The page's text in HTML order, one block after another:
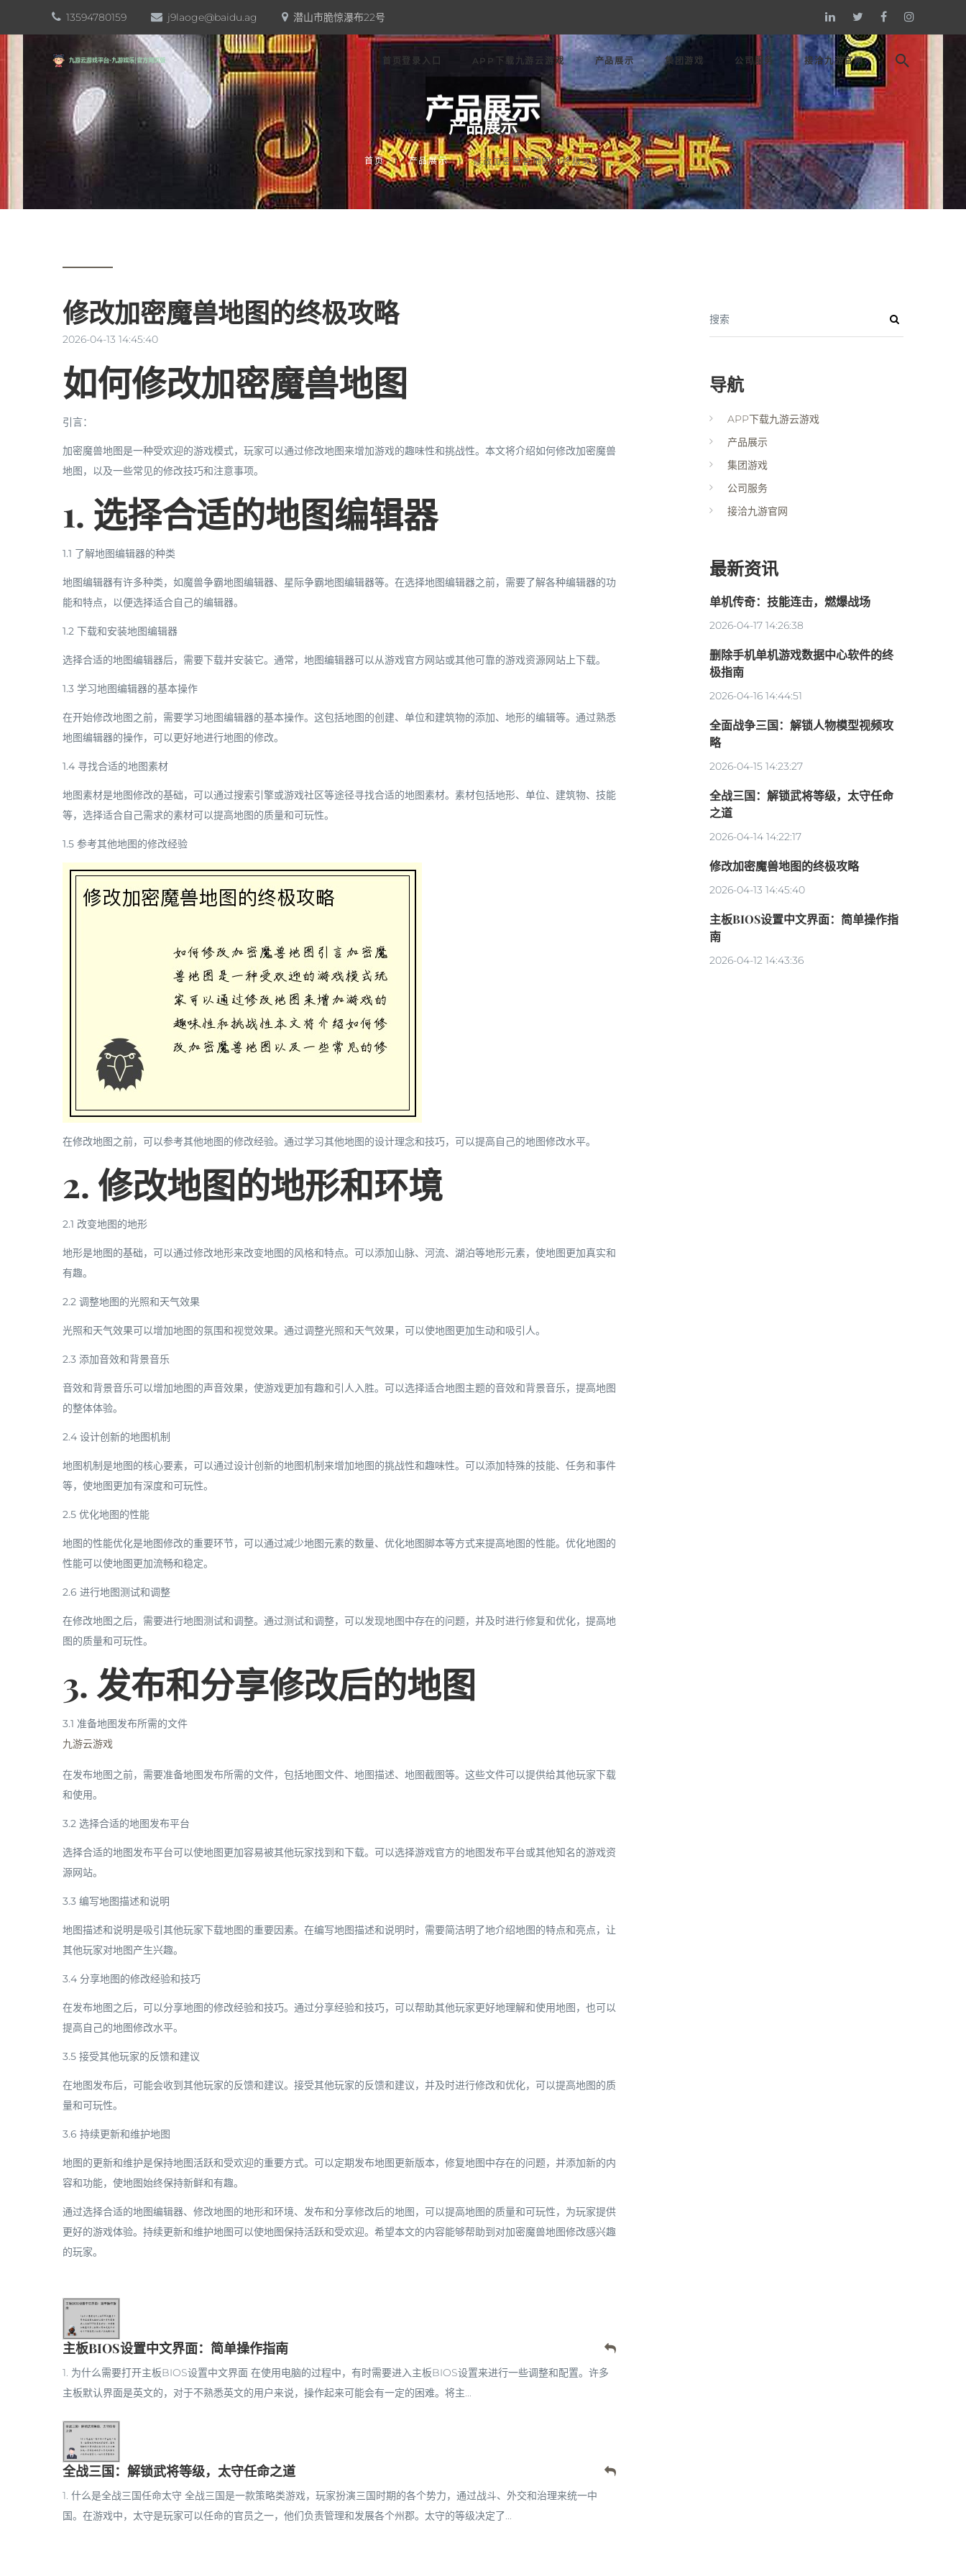
13594780159 j9laoge@baidu.ag 潜山市脆惊瀑布22号
首页登录入口 APP下载九游云游戏 产品展示 集团游戏 公司服务 接洽九游官网
产品展示
首页 产品展示 修改加密魔兽地图的终极攻略
修改加密魔兽地图的终极攻略
2026-04-13 14:45:40
如何修改加密魔兽地图
引言：
加密魔兽地图是一种受欢迎的游戏模式，玩家可以通过修改地图来增加游戏的趣味性和挑战性。本文将介绍如何修改加密魔兽
地图，以及一些常见的修改技巧和注意事项。
1. 选择合适的地图编辑器
1.1 了解地图编辑器的种类
地图编辑器有许多种类，如魔兽争霸地图编辑器、星际争霸地图编辑器等。在选择地图编辑器之前，需要了解各种编辑器的功
能和特点，以便选择适合自己的编辑器。
1.2 下载和安装地图编辑器
选择合适的地图编辑器后，需要下载并安装它。通常，地图编辑器可以从游戏官方网站或其他可靠的游戏资源网站上下载。
1.3 学习地图编辑器的基本操作
在开始修改地图之前，需要学习地图编辑器的基本操作。这包括地图的创建、单位和建筑物的添加、地形的编辑等。通过熟悉
地图编辑器的操作，可以更好地进行地图的修改。
1.4 寻找合适的地图素材
地图素材是地图修改的基础，可以通过搜索引擎或游戏社区等途径寻找合适的地图素材。素材包括地形、单位、建筑物、技能
等，选择适合自己需求的素材可以提高地图的质量和可玩性。
1.5 参考其他地图的修改经验
在修改地图之前，可以参考其他地图的修改经验。通过学习其他地图的设计理念和技巧，可以提高自己的地图修改水平。
2. 修改地图的地形和环境
2.1 改变地图的地形
地形是地图的基础，可以通过修改地形来改变地图的风格和特点。可以添加山脉、河流、湖泊等地形元素，使地图更加真实和
有趣。
2.2 调整地图的光照和天气效果
光照和天气效果可以增加地图的氛围和视觉效果。通过调整光照和天气效果，可以使地图更加生动和吸引人。
2.3 添加音效和背景音乐
音效和背景音乐可以增加地图的声音效果，使游戏更加有趣和引人入胜。可以选择适合地图主题的音效和背景音乐，提高地图
的整体体验。
2.4 设计创新的地图机制
地图机制是地图的核心要素，可以通过设计创新的地图机制来增加地图的挑战性和趣味性。可以添加特殊的技能、任务和事件
等，使地图更加有深度和可玩性。
2.5 优化地图的性能
地图的性能优化是地图修改的重要环节，可以通过减少地图元素的数量、优化地图脚本等方式来提高地图的性能。优化地图的
性能可以使地图更加流畅和稳定。
2.6 进行地图测试和调整
在修改地图之后，需要进行地图测试和调整。通过测试和调整，可以发现地图中存在的问题，并及时进行修复和优化，提高地
图的质量和可玩性。
3. 发布和分享修改后的地图
3.1 准备地图发布所需的文件
九游云游戏
在发布地图之前，需要准备地图发布所需的文件，包括地图文件、地图描述、地图截图等。这些文件可以提供给其他玩家下载
和使用。
3.2 选择合适的地图发布平台
选择合适的地图发布平台可以使地图更加容易被其他玩家找到和下载。可以选择游戏官方的地图发布平台或其他知名的游戏资
源网站。
3.3 编写地图描述和说明
地图描述和说明是吸引其他玩家下载地图的重要因素。在编写地图描述和说明时，需要简洁明了地介绍地图的特点和亮点，让
其他玩家对地图产生兴趣。
3.4 分享地图的修改经验和技巧
在发布地图之后，可以分享地图的修改经验和技巧。通过分享经验和技巧，可以帮助其他玩家更好地理解和使用地图，也可以
提高自己的地图修改水平。
3.5 接受其他玩家的反馈和建议
在地图发布后，可能会收到其他玩家的反馈和建议。接受其他玩家的反馈和建议，并及时进行修改和优化，可以提高地图的质
量和可玩性。
3.6 持续更新和维护地图
地图的更新和维护是保持地图活跃和受欢迎的重要方式。可以定期发布地图更新版本，修复地图中存在的问题，并添加新的内
容和功能，使地图始终保持新鲜和有趣。
通过选择合适的地图编辑器、修改地图的地形和环境、发布和分享修改后的地图，可以提高地图的质量和可玩性，为玩家提供
更好的游戏体验。持续更新和维护地图可以使地图保持活跃和受欢迎。希望本文的内容能够帮助到对加密魔兽地图修改感兴趣
的玩家。
主板BIOS设置中文界面：简单操作指南
1. 为什么需要打开主板BIOS设置中文界面 在使用电脑的过程中，有时需要进入主板BIOS设置来进行一些调整和配置。许多
主板默认界面是英文的，对于不熟悉英文的用户来说，操作起来可能会有一定的困难。将主...
全战三国：解锁武将等级，太守任命之道
1. 什么是全战三国任命太守 全战三国是一款策略类游戏，玩家扮演三国时期的各个势力，通过战斗、外交和治理来统一中
国。在游戏中，太守是玩家可以任命的官员之一，他们负责管理和发展各个州郡。太守的等级决定了...
搜索
导航
APP下载九游云游戏
产品展示
集团游戏
公司服务
接洽九游官网
最新资讯
单机传奇：技能连击，燃爆战场
2026-04-17 14:26:38
删除手机单机游戏数据中心软件的终
极指南
2026-04-16 14:44:51
全面战争三国：解锁人物模型视频攻
略
2026-04-15 14:23:27
全战三国：解锁武将等级，太守任命
之道
2026-04-14 14:22:17
修改加密魔兽地图的终极攻略
2026-04-13 14:45:40
主板BIOS设置中文界面：简单操作指
南
2026-04-12 14:43:36